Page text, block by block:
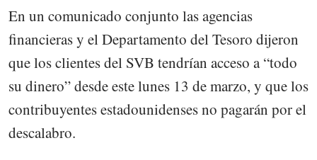
En un comunicado conjunto las agencias
financieras y el Departamento del Tesoro dijeron
que los clientes del SVB tendrían acceso a “todo
su dinero” desde este lunes 13 de marzo, y que los
contribuyentes estadounidenses no pagarán por el
descalabro.